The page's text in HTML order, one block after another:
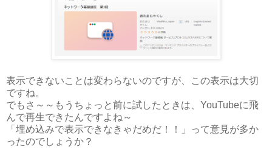
表示できないことは変わらないのですが、この表示は大切
ですね。
でもさ～～もうちょっと前に試したときは、YouTubeに飛
んで再生できたんですよね～
「埋め込みで表示できなきゃだめだ！！」って意見が多か
ったのでしょうか？